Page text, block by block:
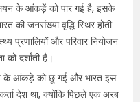
के आंकड़ें को पार गई है, इसके
की जनसंख्या वृद्धि स्थिर होती
प्रणालियों और परिवार नियोजन
दर्शाती है।
के आंकड़े को छू गई और भारत इस
देश था, क्योंकि पिछले एक अरब